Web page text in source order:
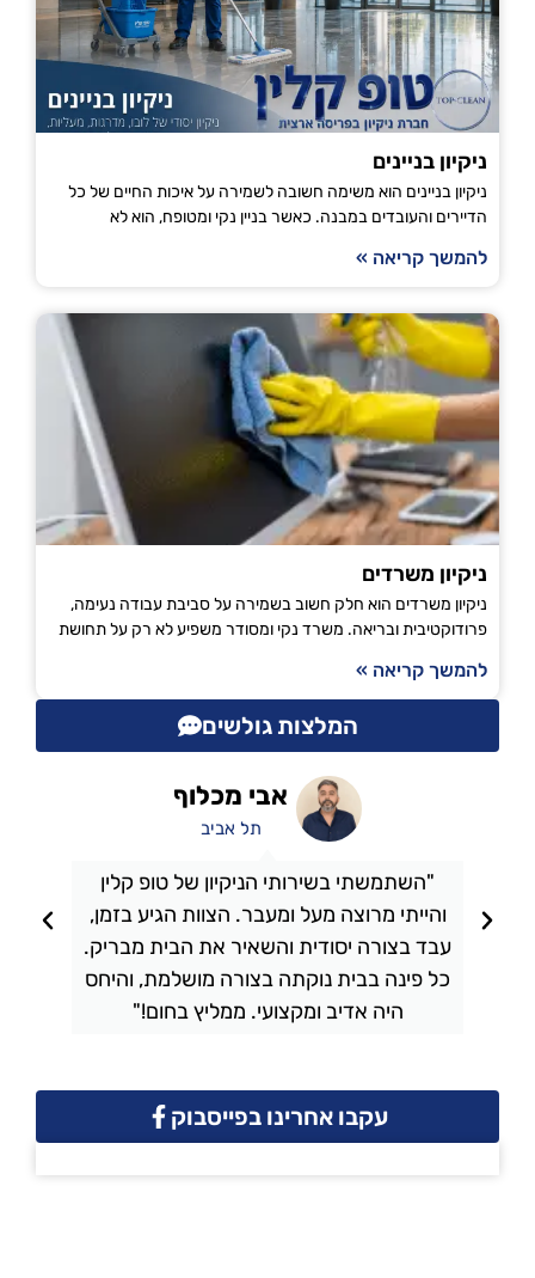
ניקיון בניינים
ניקיון בניינים הוא משימה חשובה לשמירה על איכות החיים של כל
הדיירים והעובדים במבנה. כאשר בניין נקי ומטופח, הוא לא
להמשך קריאה »
ניקיון משרדים
ניקיון משרדים הוא חלק חשוב בשמירה על סביבת עבודה נעימה,
פרודוקטיבית ובריאה. משרד נקי ומסודר משפיע לא רק על תחושת
להמשך קריאה »
המלצות גולשים
"השתמשתי בשירותי הניקיון של טופ קלין
והייתי מרוצה מעל ומעבר. הצוות הגיע בזמן,
עבד בצורה יסודית והשאיר את הבית מבריק.
כל פינה בבית נוקתה בצורה מושלמת, והיחס
היה אדיב ומקצועי. ממליץ בחום!"
אבי מכלוף
תל אביב
עקבו אחרינו בפייסבוק